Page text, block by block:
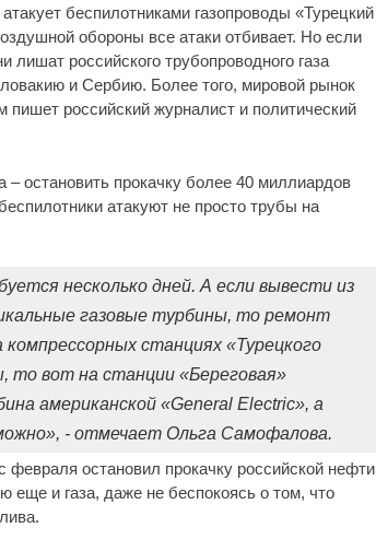
беспилотниками газопроводы «Турецкий
обороны все атаки отбивает. Но если
лишат российского трубопроводного газа
и Сербию. Более того, мировой рынок
пишет российский журналист и политический
– остановить прокачку более 40 миллиардов
атакуют не просто трубы на
несколько дней. А если вывести из
газовые турбины, то ремонт
станциях «Турецкого
вот на станции «Береговая»
американской «General Electric», а
- отмечает Ольга Самофалова.
остановил прокачку российской нефти
еще и газа, даже не беспокоясь о том, что
Омска: вы
долго
i
Взломали Telegram
Собчак - вот что
нашлось в переписках